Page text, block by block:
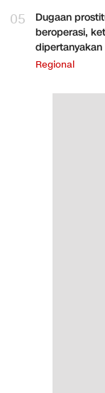
05
Dugaan
beroperasi,
dipertanyakan
Regional